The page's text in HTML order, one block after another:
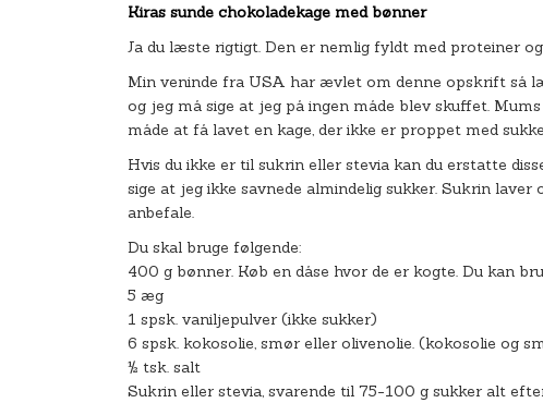
Kiras sunde chokoladekage med bønner
Ja du læste rigtigt. Den er nemlig fyldt med proteiner
Min veninde fra USA har ævlet om denne opskrift så
og jeg må sige at jeg på ingen måde blev skuffet.
måde at få lavet en kage, der ikke er proppet med
Hvis du ikke er til sukrin eller stevia kan du erstatte
sige at jeg ikke savnede almindelig sukker. Sukrin
anbefale.
Du skal bruge følgende:
400 g bønner. Køb en dåse hvor de er kogte. Du kan
5 æg
1 spsk. vaniljepulver (ikke sukker)
6 spsk. kokosolie, smør eller olivenolie. (kokosolie og
½ tsk. salt
Sukrin eller stevia, svarende til 75-100 g sukker alt